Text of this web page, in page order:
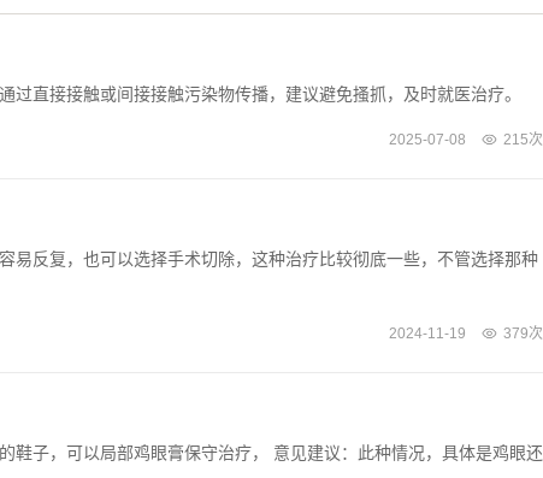
直接接触或间接接触污染物传播，建议避免搔抓，及时就医治疗。
2025-07-08 215次
易反复，也可以选择手术切除，这种治疗比较彻底一些，不管选择那种
2024-11-19 379次
鞋子，可以局部鸡眼膏保守治疗， 意见建议：此种情况，具体是鸡眼还